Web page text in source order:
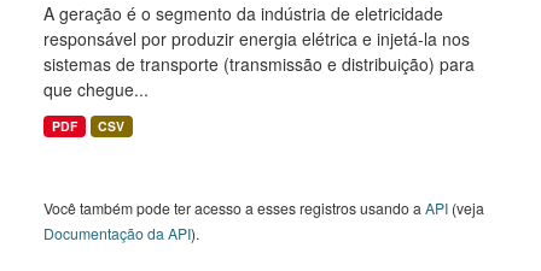
A geração é o segmento da indústria de eletricidade
responsável por produzir energia elétrica e injetá-la nos
sistemas de transporte (transmissão e distribuição) para
que chegue...
PDF CSV
Você também pode ter acesso a esses registros usando a API (veja
Documentação da API).